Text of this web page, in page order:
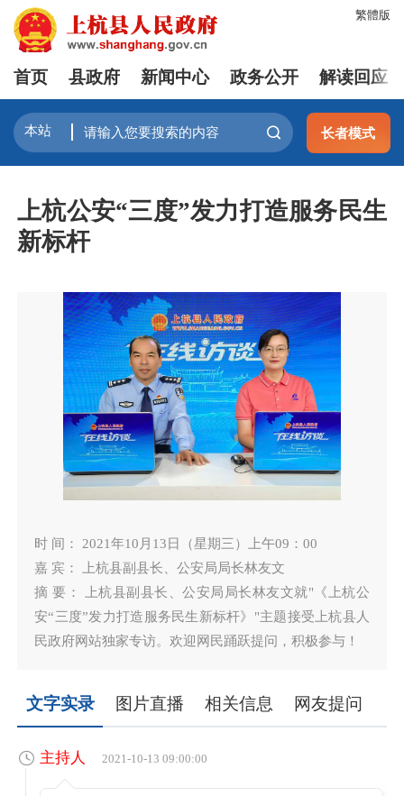
繁體版
首页 县政府 新闻中心 政务公开 解读回应
长者模式
上杭公安“三度”发力打造服务民生
新标杆
时 间： 2021年10月13日（星期三）上午09：00
嘉 宾： 上杭县副县长、公安局局长林友文
摘 要： 上杭县副县长、公安局局长林友文就"《上杭公
安“三度”发力打造服务民生新标杆》"主题接受上杭县人
民政府网站独家专访。欢迎网民踊跃提问，积极参与！
文字实录 图片直播 相关信息 网友提问
主持人 2021-10-13 09:00:00